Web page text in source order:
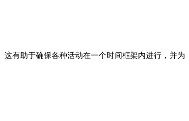
有助于确保各种活动在一个时间框架内进行，并为